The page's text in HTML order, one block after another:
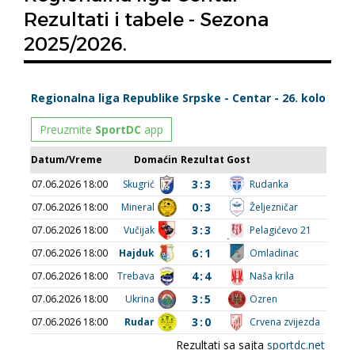
Rezultati i tabele - Sezona
2025/2026.